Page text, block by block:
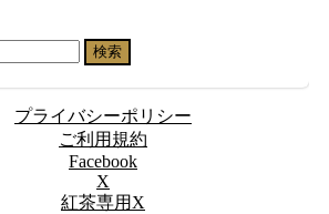
プライバシーポリシー
ご利用規約
Facebook
X
紅茶専用X